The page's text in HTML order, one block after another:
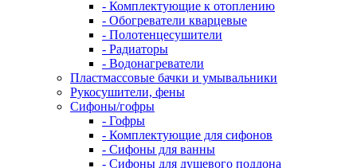
- Комплектующие к отоплению
- Обогреватели кварцевые
- Полотенцесушители
- Радиаторы
- Водонагреватели
Пластмассовые бачки и умывальники
Рукосушители, фены
Сифоны/гофры
- Гофры
- Комплектующие для сифонов
- Сифоны для ванны
- Сифоны для душевого поддона